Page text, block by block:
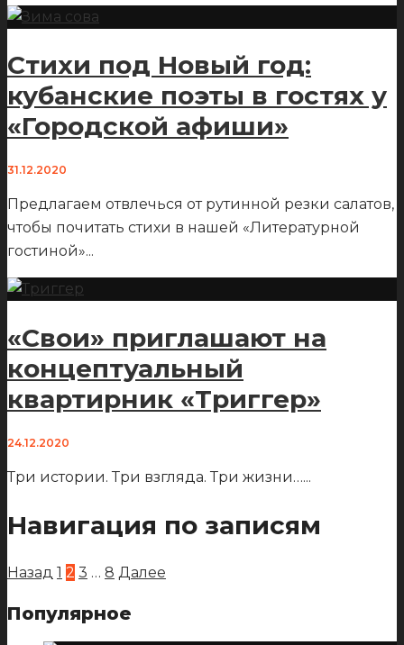
Стихи под Новый год:
кубанские поэты в гостях у
«Городской афиши»
31.12.2020
Предлагаем отвлечься от рутинной резки салатов,
чтобы почитать стихи в нашей «Литературной
гостиной»...
«Свои» приглашают на
концептуальный
квартирник «Триггер»
24.12.2020
Три истории. Три взгляда. Три жизни…...
Навигация по записям
Назад 1 2 3 … 8 Далее
Популярное